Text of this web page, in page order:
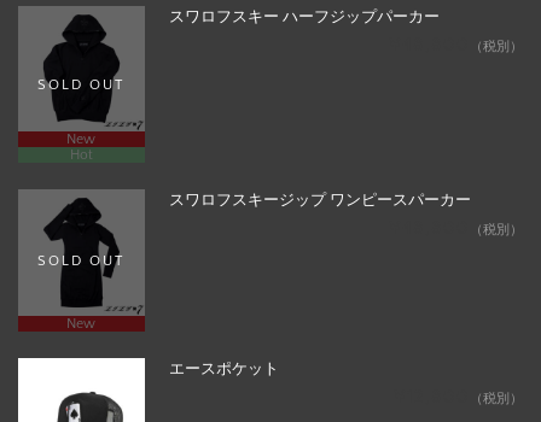
SOLD OUT
New
Hot
スワロフスキー ハーフジップパーカー
（税別）
SOLD OUT
New
スワロフスキージップ ワンピースパーカー
（税別）
エースポケット
（税別）